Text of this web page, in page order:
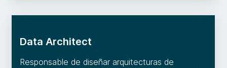
Data Architect
Responsable de diseñar arquitecturas de